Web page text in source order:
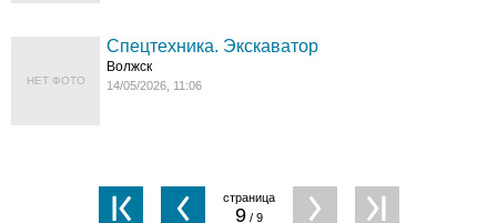
НЕТ ФОТО
Спецтехника. Экскаватор
Волжск
14/05/2026, 11:06
9/ 9